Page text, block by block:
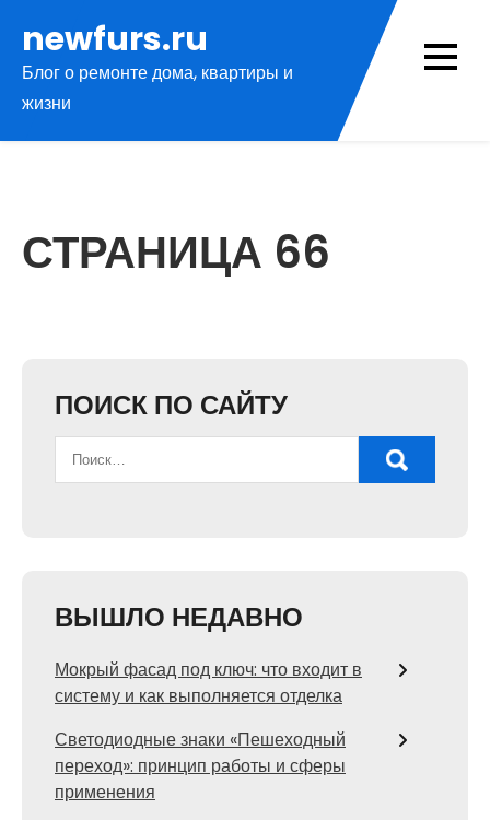
содержимому
newfurs.ru
Блог о ремонте дома, квартиры и
жизни
СТРАНИЦА 66
ПОИСК ПО САЙТУ
ВЫШЛО НЕДАВНО
Мокрый фасад под ключ: что входит в
систему и как выполняется отделка
Светодиодные знаки «Пешеходный
переход»: принцип работы и сферы
применения